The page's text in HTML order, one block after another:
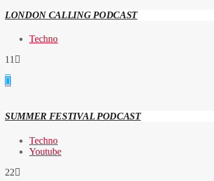
LONDON CALLING PODCAST
Techno
11
SUMMER FESTIVAL PODCAST
Techno
Youtube
22